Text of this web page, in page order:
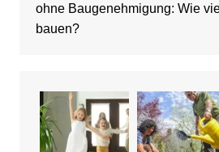
ohne Baugenehmigung: Wie
bauen?